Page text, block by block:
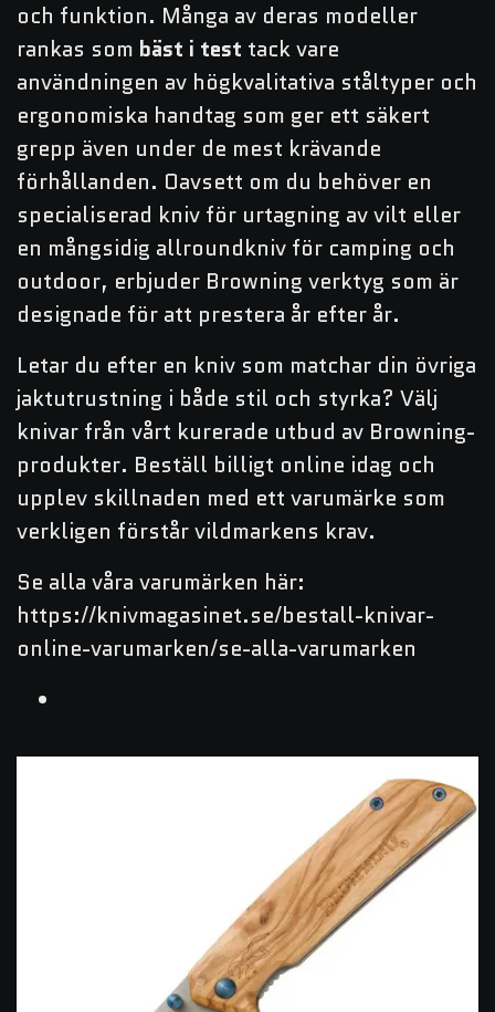
och funktion. Många av deras modeller
rankas som bäst i test tack vare
användningen av högkvalitativa ståltyper och
ergonomiska handtag som ger ett säkert
grepp även under de mest krävande
förhållanden. Oavsett om du behöver en
specialiserad kniv för urtagning av vilt eller
en mångsidig allroundkniv för camping och
outdoor, erbjuder Browning verktyg som är
designade för att prestera år efter år.
Letar du efter en kniv som matchar din övriga
jaktutrustning i både stil och styrka? Välj
knivar från vårt kurerade utbud av Browning-
produkter. Beställ billigt online idag och
upplev skillnaden med ett varumärke som
verkligen förstår vildmarkens krav.
Se alla våra varumärken här:
https://knivmagasinet.se/bestall-knivar-
online-varumarken/se-alla-varumarken